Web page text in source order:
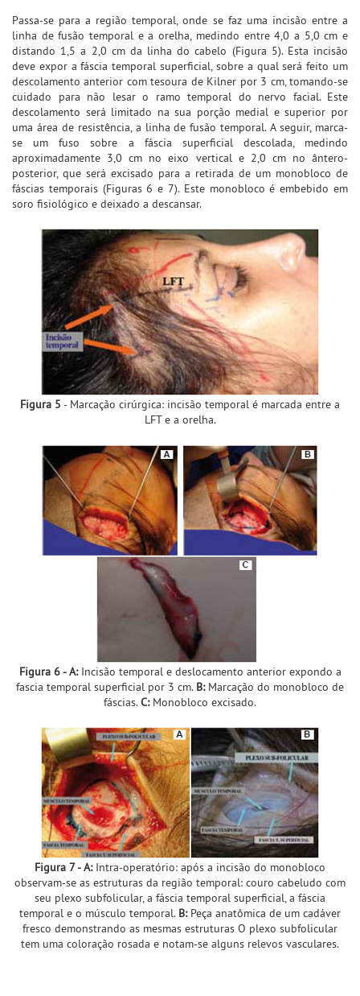
Passa-se para a região temporal, onde se faz uma incisão entre a
linha de fusão temporal e a orelha, medindo entre 4,0 a 5,0 cm e
distando 1,5 a 2,0 cm da linha do cabelo (Figura 5). Esta incisão
deve expor a fáscia temporal superficial, sobre a qual será feito um
descolamento anterior com tesoura de Kilner por 3 cm, tomando-se
cuidado para não lesar o ramo temporal do nervo facial. Este
descolamento será limitado na sua porção medial e superior por
uma área de resistência, a linha de fusão temporal. A seguir, marca-
se um fuso sobre a fáscia superficial descolada, medindo
aproximadamente 3,0 cm no eixo vertical e 2,0 cm no ântero-
posterior, que será excisado para a retirada de um monobloco de
fáscias temporais (Figuras 6 e 7). Este monobloco é embebido em
soro fisiológico e deixado a descansar.
Figura 5 - Marcação cirúrgica: incisão temporal é marcada entre a
LFT e a orelha.
Figura 6 - A:Incisão temporal e deslocamento anterior expondo a
fascia temporal superficial por 3 cm. B:Marcação do monobloco de
fáscias.C:Monobloco excisado.
Figura 7 - A:Intra-operatório: após a incisão do monobloco
observam-se as estruturas da região temporal: couro cabeludo com
seu plexo subfolicular, a fáscia temporal superficial, a fáscia
temporal e o músculo temporal. B:Peça anatômica de um cadáver
fresco demonstrando as mesmas estruturas O plexo subfolicular
tem uma coloração rosada e notam-se alguns relevos vasculares.